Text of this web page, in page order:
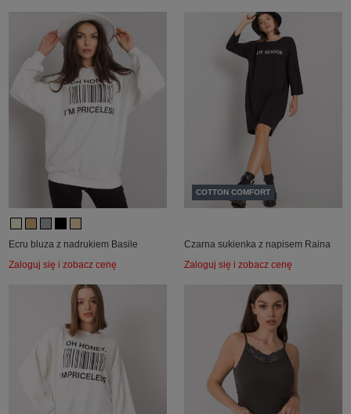
Ecru bluza z nadrukiem Basile
Zaloguj się i zobacz cenę
COTTON COMFORT
Czarna sukienka z napisem Raina
Zaloguj się i zobacz cenę